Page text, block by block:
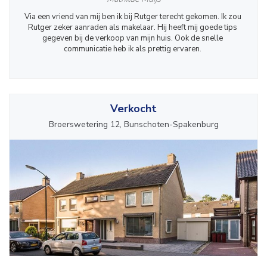
Via een vriend van mij ben ik bij Rutger terecht gekomen. Ik zou
Rutger zeker aanraden als makelaar. Hij heeft mij goede tips
gegeven bij de verkoop van mijn huis. Ook de snelle
communicatie heb ik als prettig ervaren.
Verkocht
Broerswetering 12, Bunschoten-Spakenburg